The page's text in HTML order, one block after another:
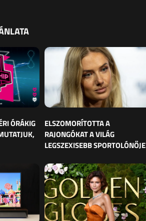
ÓRÁKIG
ELSZOMORÍTOTTA A
RAJONGÓKAT A VILÁG
LEGSZEXISEBB SPORTOLÓNŐJE